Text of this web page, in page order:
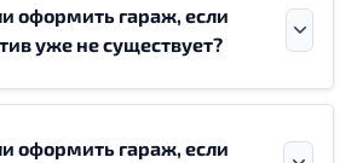
оформить гараж, если
уже не существует?
оформить гараж, если